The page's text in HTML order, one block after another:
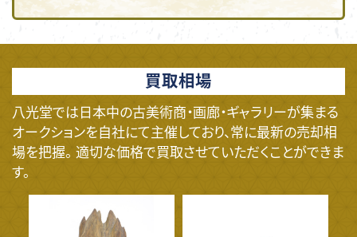
買取相場
八光堂では日本中の古美術商・画廊・ギャラリーが集まる
オークションを自社にて主催しており、常に最新の売却相
場を把握。 適切な価格で買取させていただくことができま
す。